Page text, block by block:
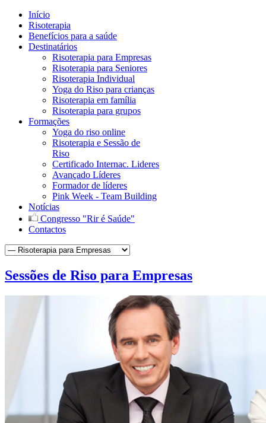
Início
Risoterapia
Benefícios para a saúde
Destinatários
Risoterapia para Empresas
Risoterapia para Seniores
Risoterapia Individual
Yoga do Riso para crianças
Risoterapia em família
Risoterapia para grupos
Formações
Yoga do riso online
Risoterapia e Sessão de
Riso
Certificado Internac. Lideres
Avançado Líderes
Formador de líderes
Pink Week - Team Building
Notícias
Congresso "Rir é Saúde"
Contactos
Sessões de Riso para Empresas